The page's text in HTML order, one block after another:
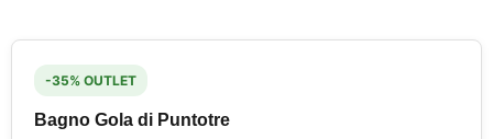
-35% OUTLET
Bagno Gola di Puntotre